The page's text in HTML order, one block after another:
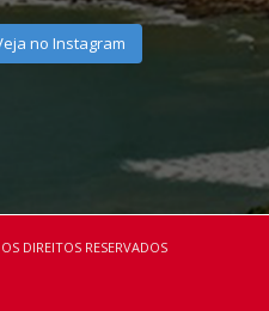
no Instagram
DIREITOS RESERVADOS